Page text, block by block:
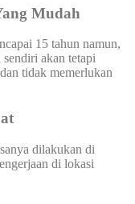
Mudah
15 tahun namun,
akan tetapi
tidak memerlukan
dilakukan di
di lokasi